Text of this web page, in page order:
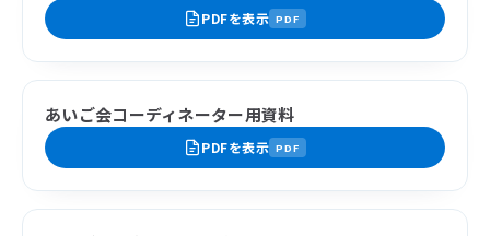
PDFを表示 PDF
あいご会コーディネーター用資料
PDFを表示 PDF